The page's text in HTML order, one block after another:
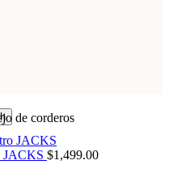
de corderos
JACKS $1,499.00